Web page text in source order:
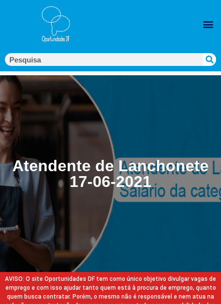
Atendente de Lanchonete
17-06-2021
AVISO: O site Oportunidades DF tem como único objetivo divulgar vagas de
emprego e com isso ajudar tanto quem está à procura de emprego, quanto
quem busca contratar. Porém, o mesmo não é responsável e nem atua na